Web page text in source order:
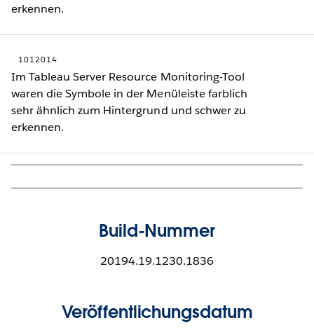
erkennen.
1012014
Im Tableau Server Resource Monitoring-Tool
waren die Symbole in der Menüleiste farblich
sehr ähnlich zum Hintergrund und schwer zu
erkennen.
Build-Nummer
20194.19.1230.1836
Veröffentlichungsdatum